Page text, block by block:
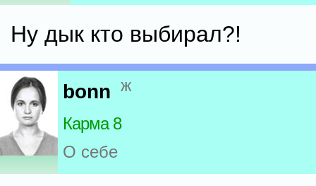
Ну дык кто выбирал?!
bonn ж
Карма 8
О себе